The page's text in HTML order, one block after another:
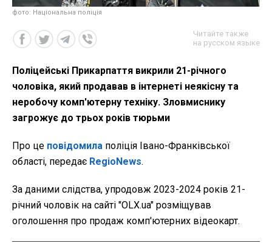
фото: Національна поліція
Читайте также
на русском языке
Поліцейські Прикарпаття викрили 21-річного
чоловіка, який продавав в інтернеті неякісну та
неробочу комп'ютерну техніку. Зловмиснику
загрожує до трьох років тюрьми
Про це повідомила поліція Івано-Франківської
області, передає RegioNews.
За даними слідства, упродовж 2023-2024 років 21-
річний чоловік на сайті "OLX.ua" розміщував
оголошення про продаж комп'ютерних відеокарт.